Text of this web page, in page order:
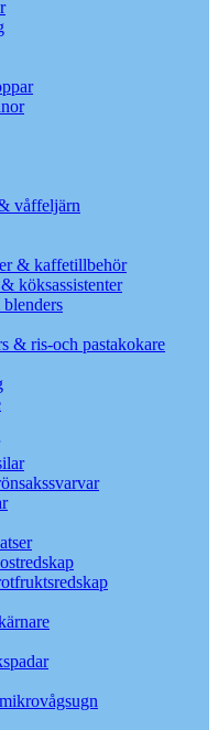
våffeljärn
& kaffetillbehör
köksassistenter
& ris-och pastakokare